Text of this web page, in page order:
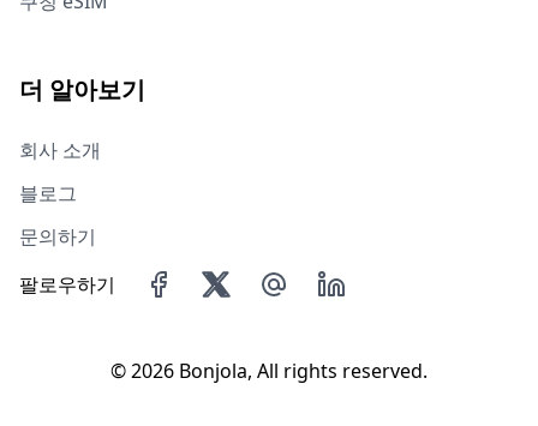
더 알아보기
회사 소개
블로그
문의하기
팔로우하기
©2026 Bonjola, All rights reserved.